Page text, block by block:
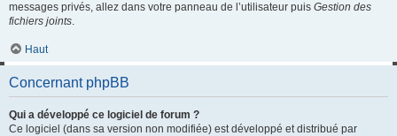
messages privés, allez dans votre panneau de l’utilisateur puis Gestion des
fichiers joints.
Haut
Concernant phpBB
Qui a développé ce logiciel de forum ?
Ce logiciel (dans sa version non modifiée) est développé et distribué par